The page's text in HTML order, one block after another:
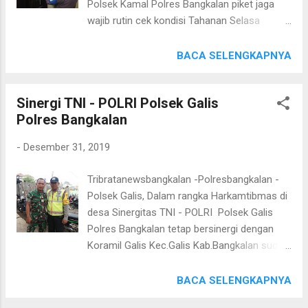
serta dihadiri oleh Kades, perangkat desa
dan tokoh masyarakat desa tersebut. Selain
(berseragam), Polsek Tragah juga
melaksanakan pengamanan juga
memberikan himbauan dengan pend...
Polsek Kamal Polres Bangkalan piket jaga
wajib rutin cek kondisi Tahanan Selasa
hanya menjadi tugas anggota jaga ataupun
Bangkalan Seperti yang terlihat siang hari ini,
Kanit Provos Aipda Suhermanto yang
maupun dalam Tahanan Polsek Kamal.
keamanan sekitar lingkungan Mako maupun
didalam Tahanan Polsek dan pengecekan
lebih sering dan teliti dalam pengecekannya.
Ditempat terpisah Kapolres Bangkalan AKBP
Rama Samtama Putra,S.I.K,M,Si,MH Melalui
Menuturkan Pengecekan atau patroli dalam
BACA SELENGKAPNYA
Sinergi TNI - POLRI Polsek Galis
Polres Bangkalan
- Desember 31, 2019
Tribratanewsbangkalan -Polresbangkalan -
Polsek Galis, Dalam rangka Harkamtibmas di
desa Sinergitas TNI - POLRI Polsek Galis
Polres Bangkalan tetap bersinergi dengan
Koramil Galis Kec.Galis Kab.Bangkalan sudah
lagi Bukti sinergi antara TNI - POLRI terlihat
BACA SELENGKAPNYA